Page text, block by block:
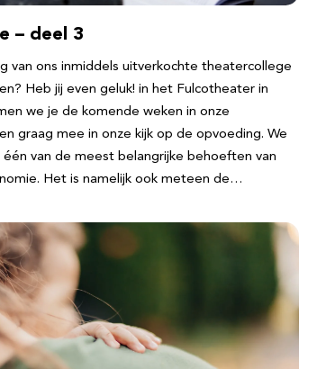
– deel 3
van ons inmiddels uitverkochte theatercollege
Heb jij even geluk! in het Fulcotheater in
we je de komende weken in onze
graag mee in onze kijk op de opvoeding. We
van de meest belangrijke behoeften van
Het is namelijk ook meteen de…